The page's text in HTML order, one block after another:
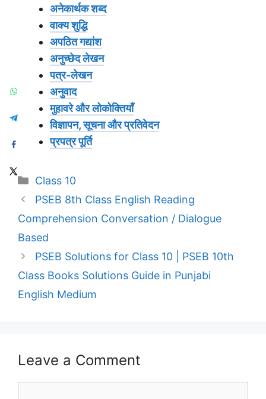
अनेकार्थक शब्द
वाक्य शुद्धि
अपठित गद्यांश
अनुच्छेद लेखन
पत्र-लेखन
अनुवाद
मुहावरे और लोकोक्तियाँ
विज्ञापन, सूचना और प्रतिवेदन
प्रपत्र पूर्ति
Categories
Class 10
PSEB 8th Class English Reading
Comprehension Conversation / Dialogue
Based
PSEB Solutions for Class 10 | PSEB 10th
Class Books Solutions Guide in Punjabi
English Medium
Leave a Comment